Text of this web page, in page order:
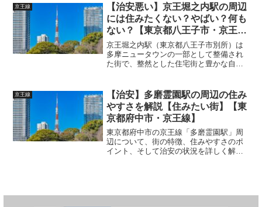
特徴、住みやすさのポイント、治安につ
いて詳しく解説します。 ...
京王線
【治安悪い】京王堀之内駅の周辺
には住みたくない？やばい？何も
ない？【東京都八王子市・京王
線】
京王堀之内駅（東京都八王子市別所）は
多摩ニュータウンの一部として整備され
た街で、整然とした住宅街と豊かな自然
ポイントと治安に関する懸念点を詳しく
解説します。 (adsb...
京王線
【治安】多磨霊園駅の周辺の住み
やすさを解説【住みたい街】【東
京都府中市・京王線】
東京都府中市の京王線「多磨霊園駅」周
辺について、街の特徴、住みやすさのポ
イント、そして治安の状況を詳しく解説